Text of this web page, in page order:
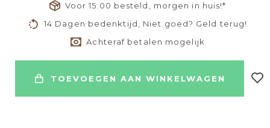
Voor 15:00 besteld, morgen in huis!*
14 Dagen bedenktijd, Niet goed? Geld terug!
Achteraf betalen mogelijk
TOEVOEGEN AAN WINKELWAGEN